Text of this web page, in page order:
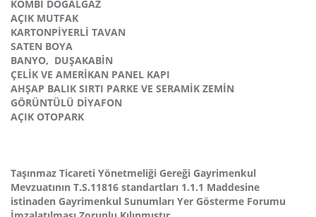
KOMBİ DOĞALGAZ
AÇIK MUTFAK
KARTONPİYERLİ TAVAN
SATEN BOYA
BANYO, DUŞAKABİN
ÇELİK VE AMERİKAN PANEL KAPI
AHŞAP BALIK SIRTI PARKE VE SERAMİK ZEMİN
GÖRÜNTÜLÜ DİYAFON
AÇIK OTOPARK
Taşınmaz Ticareti Yönetmeliği Gereği Gayrimenkul
Mevzuatının T.S.11816 standartları 1.1.1 Maddesine
istinaden Gayrimenkul Sunumları Yer Gösterme Forumu